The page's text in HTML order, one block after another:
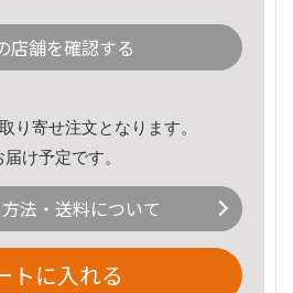
店舗を確認する
り寄せ注文となります。
け予定です。
法・送料について
トに入れる